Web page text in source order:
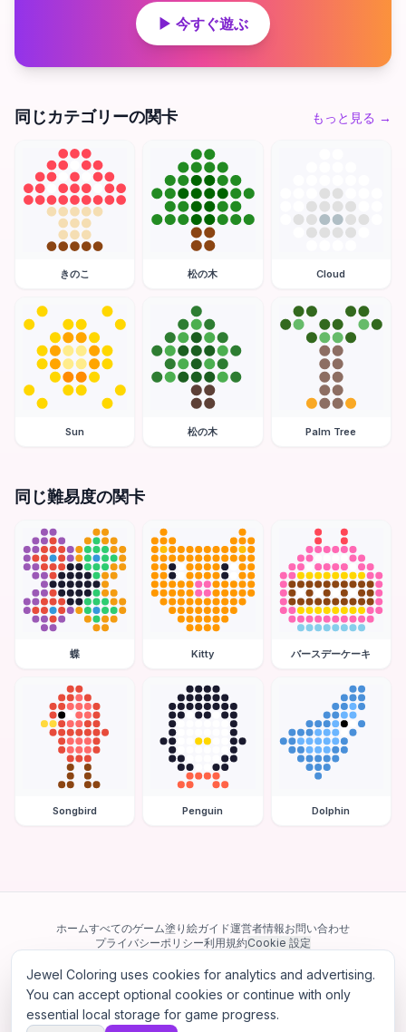
▶ 今すぐ遊ぶ
同じカテゴリーの関卡 もっと見る →
きのこ 松の木 Cloud
Sun 松の木 Palm Tree
同じ難易度の関卡
蝶 Kitty バースデーケーキ
Songbird Penguin Dolphin
ホームすべてのゲーム塗り絵ガイド運営者情報お問い合わせ
プライバシーポリシー利用規約Cookie 設定
当サイトは Google AdSense を含む第三者広告ネットワークを利用してい
ます。一部のサードパーティ Cookie を使用してパーソナライズ広告を配信
する場合があります。
Jewel Coloring uses cookies for analytics and advertising.
You can accept optional cookies or continue with only
essential local storage for game progress.